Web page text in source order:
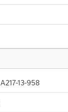
A217-13-958